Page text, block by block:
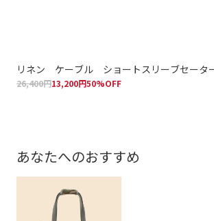
リネン ケーブル ショートスリーブセータ
26,400円13,200円50%OFF
あなたへのおすすめ